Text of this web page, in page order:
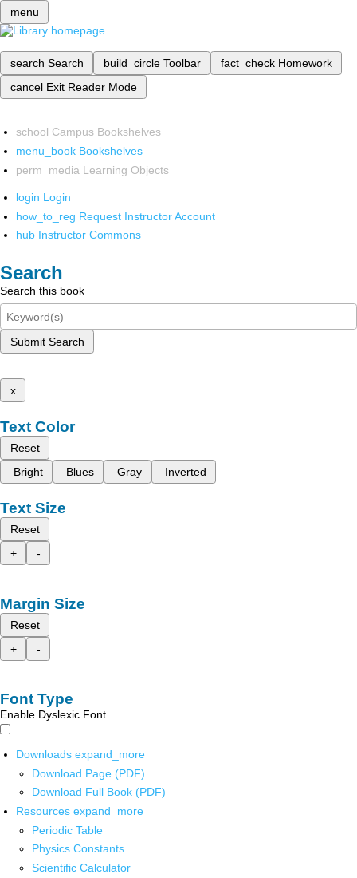
menu
search Search build_circle Toolbar fact_check Homework
cancel Exit Reader Mode
school Campus Bookshelves
menu_book Bookshelves
perm_media Learning Objects
login Login
how_to_reg Request Instructor Account
hub Instructor Commons
Search
Search this book
Submit Search
x
Text Color
Reset
Bright
Blues Gray Inverted
Text Size
Reset
+
-
Margin Size
Reset
+
-
Font Type
Enable Dyslexic Font
Downloads expand_more
Download Page (PDF)
Download Full Book (PDF)
Resources expand_more
Periodic Table
Physics Constants
Scientific Calculator